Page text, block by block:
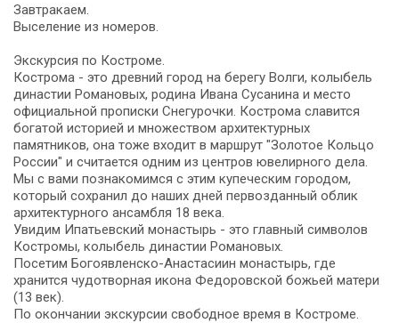
Завтракаем.
Выселение из номеров.
Экскурсия по Костроме.
Кострома - это древний город на берегу Волги, колыбель
династии Романовых, родина Ивана Сусанина и место
официальной прописки Снегурочки. Кострома славится
богатой историей и множеством архитектурных
памятников, она тоже входит в маршрут "Золотое Кольцо
России" и считается одним из центров ювелирного дела.
Мы с вами познакомимся с этим купеческим городом,
который сохранил до наших дней первозданный облик
архитектурного ансамбля 18 века.
Увидим Ипатьевский монастырь - это главный символов
Костромы, колыбель династии Романовых.
Посетим Богоявленско-Анастасиин монастырь, где
хранится чудотворная икона Федоровской божьей матери
(13 век).
По окончании экскурсии свободное время в Костроме.